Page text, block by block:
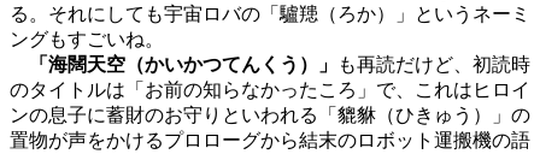
る。それにしても宇宙ロバの「驢䍺（ろか）」というネーミ
ングもすごいね。
「海闊天空（かいかつてんくう）」
も再読だけど、初読時
のタイトルは「お前の知らなかったころ」で、これはヒロイ
ンの息子に蓄財のお守りといわれる「貔貅（ひきゅう）」の
置物が声をかけるプロローグから結末のロボット運搬機の語